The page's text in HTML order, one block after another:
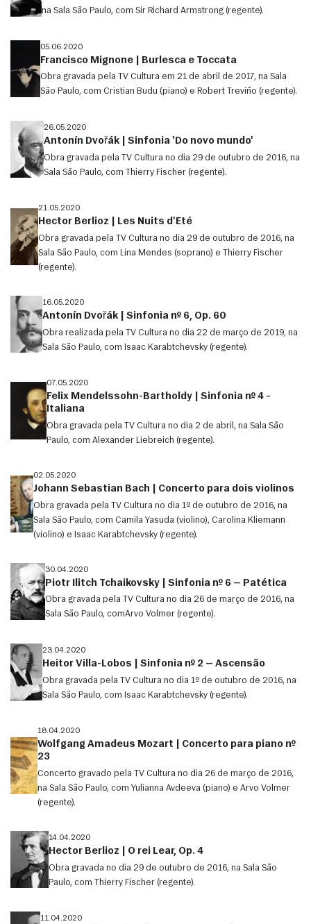
na Sala São Paulo, com Sir Richard Armstrong (regente).
05.06.2020
Francisco Mignone | Burlesca e Toccata
Obra gravada pela TV Cultura em 21 de abril de 2017, na Sala
São Paulo, com Cristian Budu (piano) e Robert Treviño (regente).
26.05.2020
Antonín Dvořák | Sinfonia 'Do novo mundo'
Obra gravada pela TV Cultura no dia 29 de outubro de 2016, na
Sala São Paulo, com Thierry Fischer (regente).
21.05.2020
Hector Berlioz | Les Nuits d'Été
Obra gravada pela TV Cultura no dia 29 de outubro de 2016, na
Sala São Paulo, com Lina Mendes (soprano) e Thierry Fischer
(regente).
16.05.2020
Antonín Dvořák | Sinfonia nº 6, Op. 60
Obra realizada pela TV Cultura no dia 22 de março de 2019, na
Sala São Paulo, com Isaac Karabtchevsky (regente).
07.05.2020
Felix Mendelssohn-Bartholdy | Sinfonia nº 4 –
Italiana
Obra gravada pela TV Cultura no dia 2 de abril, na Sala São
Paulo, com Alexander Liebreich (regente).
02.05.2020
Johann Sebastian Bach | Concerto para dois violinos
Obra gravada pela TV Cultura no dia 1º de outubro de 2016, na
Sala São Paulo, com Camila Yasuda (violino), Carolina Kliemann
(violino) e Isaac Karabtchevsky (regente).
30.04.2020
Piotr Ilitch Tchaikovsky | Sinfonia nº 6 — Patética
Obra gravada pela TV Cultura no dia 26 de março de 2016, na
Sala São Paulo, comArvo Volmer (regente).
23.04.2020
Heitor Villa-Lobos | Sinfonia nº 2 — Ascensão
Obra gravada pela TV Cultura no dia 1º de outubro de 2016, na
Sala São Paulo, com Isaac Karabtchevsky (regente).
18.04.2020
Wolfgang Amadeus Mozart | Concerto para piano nº
23
Concerto gravado pela TV Cultura no dia 26 de março de 2016,
na Sala São Paulo, com Yulianna Avdeeva (piano) e Arvo Volmer
(regente).
14.04.2020
Hector Berlioz | O rei Lear, Op. 4
Obra gravada no dia 29 de outubro de 2016, na Sala São
Paulo, com Thierry Fischer (regente).
11.04.2020